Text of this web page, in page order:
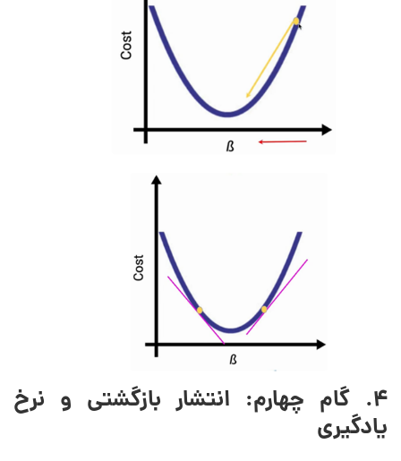
۴. گام چهارم: انتشار بازگشتی و نرخ
یادگیری